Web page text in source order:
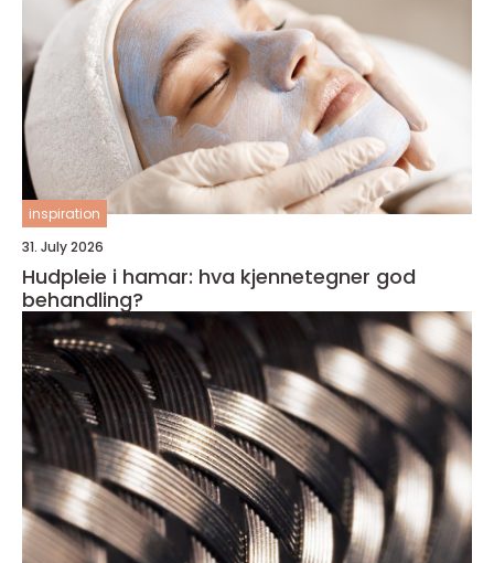
inspiration
31. July 2026
Hudpleie i hamar: hva kjennetegner god
behandling?